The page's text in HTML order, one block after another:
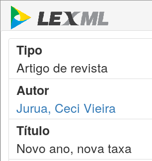
Tipo
Artigo de revista
Autor
Jurua, Ceci Vieira
Título
Novo ano, nova taxa